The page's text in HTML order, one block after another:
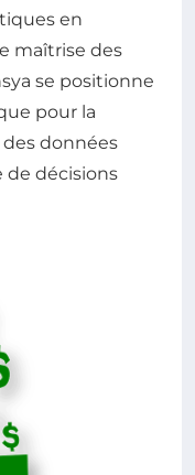
en
maîtrise des
se positionne
pour la
données
de décisions